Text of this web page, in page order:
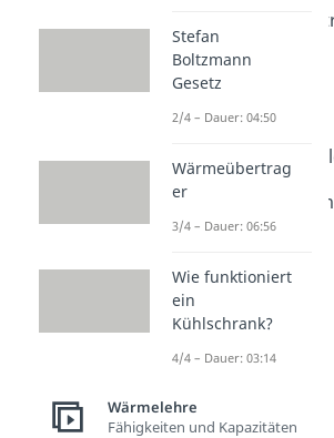
Intro
Dauer: 01:10
Wärme
Dauer: 03:51
Wärmeleitung
Stationäre
Dauer: 05:58
Instationäre
Dauer: 06:58
Stefan
Boltzmann
Gesetz
2/4 – Dauer: 04:50
Wärmeübertrag
er
3/4 – Dauer: 06:56
Wie funktioniert
ein
Kühlschrank?
4/4 – Dauer: 03:14
Wärmelehre
Fähigkeiten und Kapazitäten